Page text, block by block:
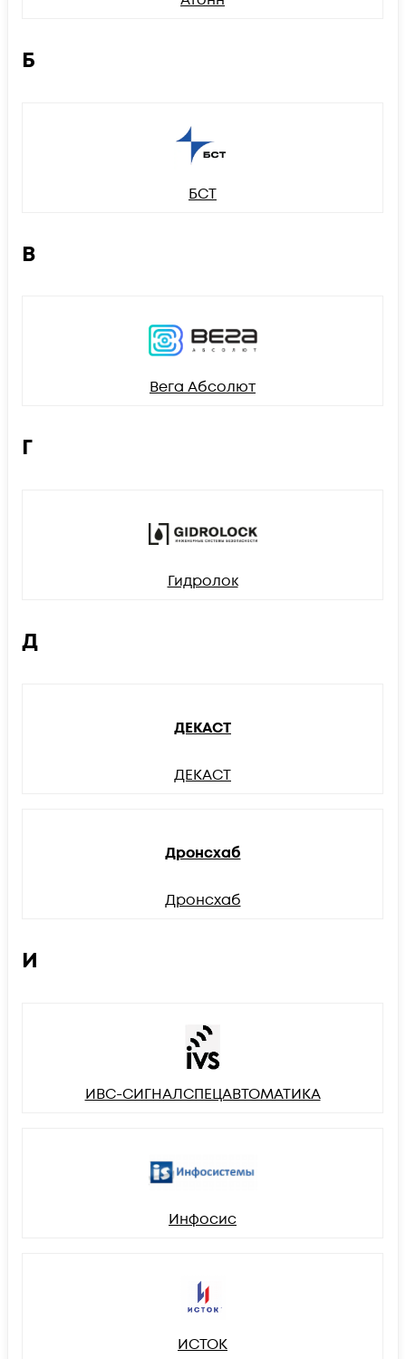
Б
БСТ
В
Вега Абсолют
Г
Гидролок
Д
ДЕКАСТ
ДЕКАСТ
Дронсхаб
Дронсхаб
И
ИВС-СИГНАЛСПЕЦАВТОМАТИКА
Инфосис
ИСТОК